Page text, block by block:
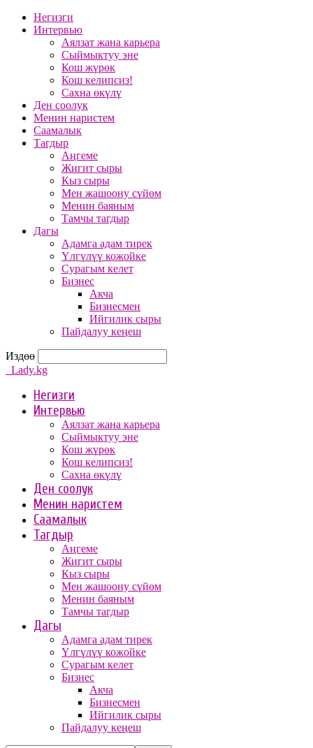
Негизги
Интервью
Аялзат жана карьера
Сыймыктуу эне
Кош жүрөк
Кош келипсиз!
Сахна өкүлү
Ден соолук
Менин наристем
Саамалык
Тагдыр
Аңгеме
Жигит сыры
Кыз сыры
Мен жашоону сүйөм
Менин баяным
Тамчы тагдыр
Дагы
Адамга адам тирек
Үлгүлүү кожойке
Сурагым келет
Бизнес
Акча
Бизнесмен
Ийгилик сыры
Пайдалуу кеңеш
Издөө
Lady.kg
Негизги
Интервью
Аялзат жана карьера
Сыймыктуу эне
Кош жүрөк
Кош келипсиз!
Сахна өкүлү
Ден соолук
Менин наристем
Саамалык
Тагдыр
Аңгеме
Жигит сыры
Кыз сыры
Мен жашоону сүйөм
Менин баяным
Тамчы тагдыр
Дагы
Адамга адам тирек
Үлгүлүү кожойке
Сурагым келет
Бизнес
Акча
Бизнесмен
Ийгилик сыры
Пайдалуу кеңеш